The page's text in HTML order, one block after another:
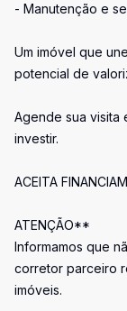
- Manutenção e
Um imóvel que
potencial de
Agende sua visita
investir.
ACEITA
ATENÇÃO**
Informamos que
corretor parceiro
imóveis.